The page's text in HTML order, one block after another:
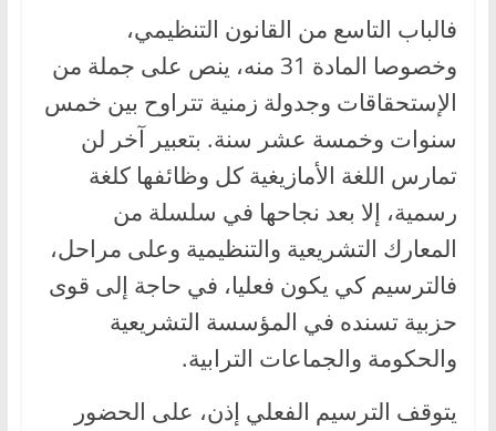
فالباب التاسع من القانون التنظيمي،
وخصوصا المادة 31 منه، ينص على جملة من
الإستحقاقات وجدولة زمنية تتراوح بين خمس
سنوات وخمسة عشر سنة. بتعبير آخر لن
تمارس اللغة الأمازيغية كل وظائفها كلغة
رسمية، إلا بعد نجاحها في سلسلة من
المعارك التشريعية والتنظيمية وعلى مراحل،
فالترسيم كي يكون فعليا، في حاجة إلى قوى
حزبية تسنده في المؤسسة التشريعية
والحكومة والجماعات الترابية.
يتوقف الترسيم الفعلي إذن، على الحضور